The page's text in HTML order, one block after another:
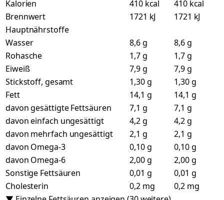
Kalorien 410 kcal
410 kcal
Brennwert
1721 kJ
1721 kJ
Hauptnährstoffe
Wasser
8,6 g
8,6 g
Rohasche
1,7 g
1,7 g
Eiweiß
7,9 g
7,9 g
Stickstoff, gesamt
1,30 g
1,30 g
Fett
14,1 g
14,1 g
davon gesättigte Fettsäuren
7,1 g
7,1 g
davon einfach ungesättigt
4,2 g
4,2 g
davon mehrfach ungesättigt
2,1 g
2,1 g
davon Omega-3
0,10 g
0,10 g
davon Omega-6
2,00 g
2,00 g
Sonstige Fettsäuren
0,01 g
0,01 g
Cholesterin
0,2 mg
0,2 mg